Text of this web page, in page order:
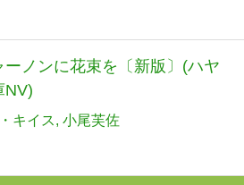
ーノンに花束を〔新版〕(ハヤ
NV)
キイス 小尾芙佐